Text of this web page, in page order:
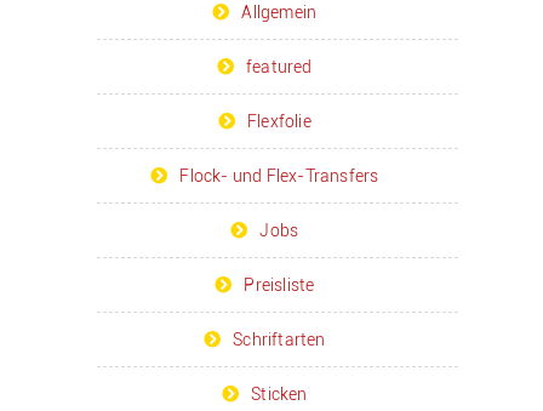
Allgemein
featured
Flexfolie
Flock- und Flex-Transfers
Jobs
Preisliste
Schriftarten
Sticken